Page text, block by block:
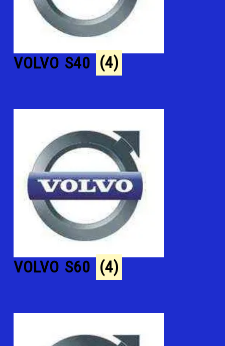
VOLVO S40 (4)
VOLVO S60 (4)